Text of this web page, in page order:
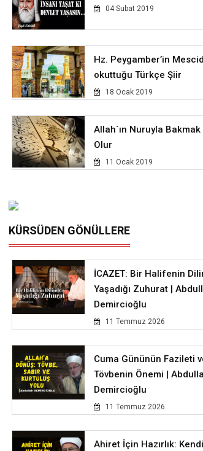
04 Subat 2019
Hz. Peygamber’in
okuttuğu Türkçe Şiir
18 Ocak 2019
Allah´ın Nuruyla Bakmak
Olur
11 Ocak 2019
KÜRSÜDEN GÖNÜLLERE
İCAZET: Bir Halifenin
Yaşadığı Zuhurat |
Demircioğlu
11 Temmuz 2026
Cuma Gününün Fazileti
Tövbenin Önemi |
Demircioğlu
11 Temmuz 2026
Ahiret İçin Hazırlık: